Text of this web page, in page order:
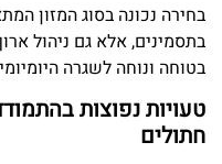
בחירה נכונה בסוג המזון
בתסמינים, אלא גם ניהול
בטוחה ונוחה לשגרה
טעויות נפוצות
חתולים